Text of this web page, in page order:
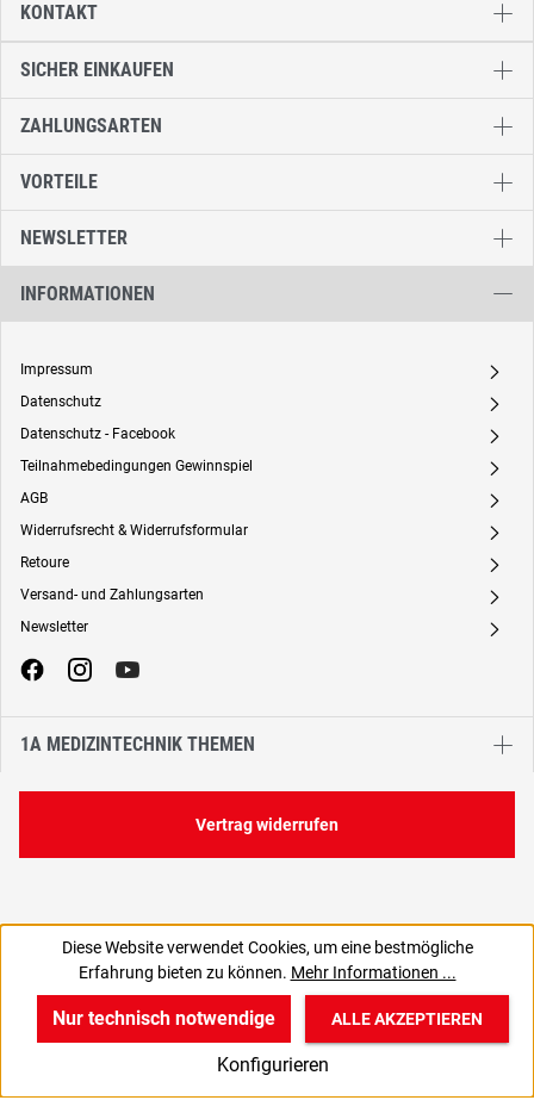
322,06 €
SICHER EINKAUFEN
ZAHLUNGSARTEN
VORTEILE
NEWSLETTER
INFORMATIONEN
Impressum A
Datenschutz A
Datenschutz - Facebook A
Teilnahmebedingungen Gewinnspiel A
AGB A
Widerrufsrecht & Widerrufsformular A
Retoure A
Versand- und Zahlungsarten A
Newsletter A
1A MEDIZINTECHNIK THEMEN
KONTAKT
Vertrag widerrufen
Diese Website verwendet Cookies, um eine bestmögliche
Erfahrung bieten zu können. Mehr Informationen ...
Nur technisch notwendige
Konfigurieren
ALLE AKZEPTIEREN
v
Produkte
B